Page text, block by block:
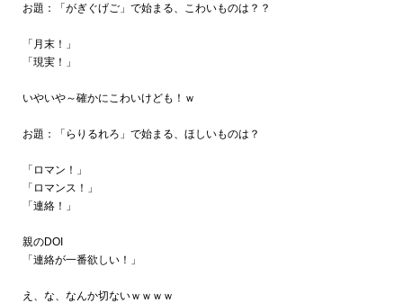
お題：「がぎぐげご」で始まる、こわいものは？？
「月末！」
「現実！」
いやいや～確かにこわいけども！ｗ
お題：「らりるれろ」で始まる、ほしいものは？
「ロマン！」
「ロマンス！」
「連絡！」
親のDOI
「連絡が一番欲しい！」
え、な、なんか切ないｗｗｗｗ